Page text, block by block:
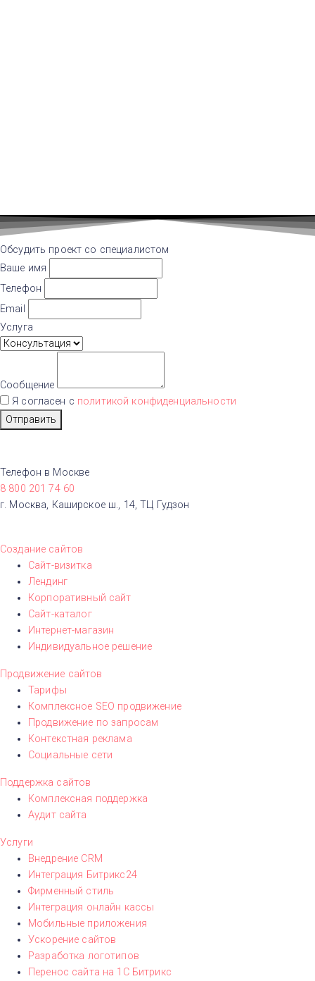
Обсудить проект со специалистом
Ваше имя
Телефон
Email
Услуга
Сообщение
Я согласен с политикой конфиденциальности
Отправить
Телефон в Москве
8 800 201 74 60
г. Москва, Каширское ш., 14, ТЦ Гудзон
Создание сайтов
Сайт-визитка
Лендинг
Корпоративный сайт
Сайт-каталог
Интернет-магазин
Индивидуальное решение
Продвижение сайтов
Тарифы
Комплексное SEO продвижение
Продвижение по запросам
Контекстная реклама
Социальные сети
Поддержка сайтов
Комплексная поддержка
Аудит сайта
Услуги
Внедрение CRM
Интеграция Битрикс24
Фирменный стиль
Интеграция онлайн кассы
Мобильные приложения
Ускорение сайтов
Разработка логотипов
Перенос сайта на 1С Битрикс